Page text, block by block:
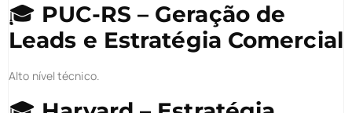
🎓 PUC-RS – Geração de
Leads e Estratégia Comercial
Alto nível técnico.